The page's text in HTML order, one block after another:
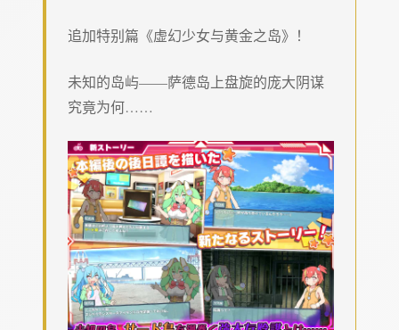
追加特别篇《虚幻少女与黄金之岛》！
未知的岛屿——萨德岛上盘旋的庞大阴谋
究竟为何……